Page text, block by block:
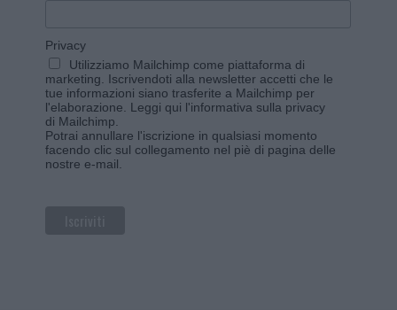
Privacy
Utilizziamo Mailchimp come piattaforma di
marketing. Iscrivendoti alla newsletter accetti che le
tue informazioni siano trasferite a Mailchimp per
l'elaborazione. Leggi qui l'informativa sulla privacy
di Mailchimp
Potrai annullare l'iscrizione in qualsiasi momento
facendo clic sul collegamento nel piè di pagina delle
nostre e-mail.